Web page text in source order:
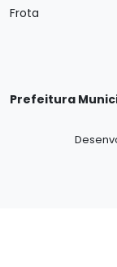
Frota
Prefeitura